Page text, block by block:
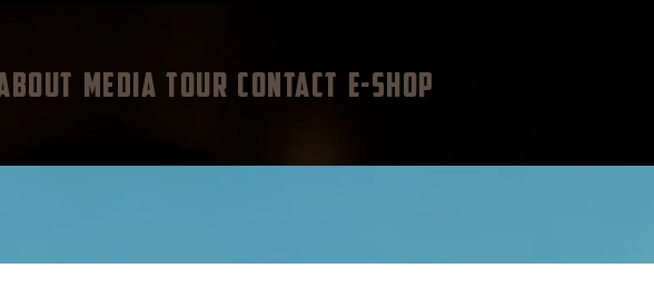
MEDIA TOUR CONTACT E-SHOP